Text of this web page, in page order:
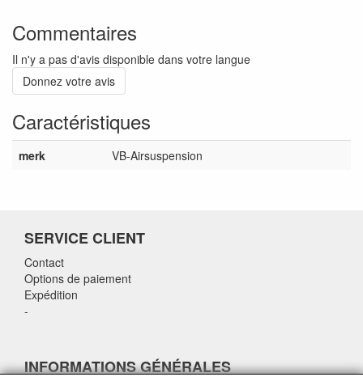
Commentaires
Il n'y a pas d'avis disponible dans votre langue
Donnez votre avis
Caractéristiques
merk VB-Airsuspension
SERVICE CLIENT
Contact
Options de paiement
Expédition
-
INFORMATIONS GÉNÉRALES